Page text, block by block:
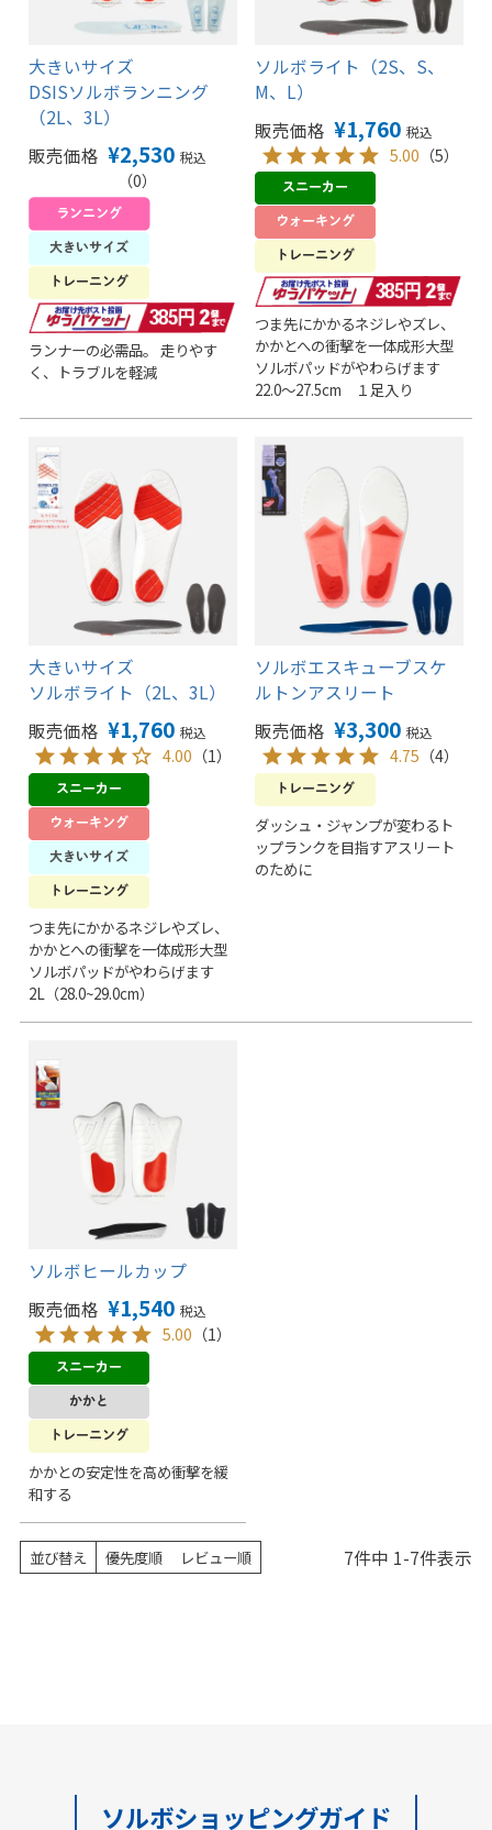
大きいサイズ
DSISソルボランニング
（2L、3L）
販売価格 ¥2,530 税込
（0）
ランナーの必需品。 走りやす
く、トラブルを軽減
ソルボライト（2S、S、
M、L）
販売価格 ¥1,760 税込
5.00 （5）
つま先にかかるネジレやズレ、
かかとへの衝撃を一体成形大型
ソルボパッドがやわらげます
22.0～27.5cm １足入り
大きいサイズ
ソルボライト（2L、3L）
販売価格 ¥1,760 税込
4.00 （1）
つま先にかかるネジレやズレ、
かかとへの衝撃を一体成形大型
ソルボパッドがやわらげます
2L（28.0~29.0cm）
ソルボエスキューブスケ
ルトンアスリート
販売価格 ¥3,300 税込
4.75 （4）
ダッシュ・ジャンプが変わるト
ップランクを目指すアスリート
のために
ソルボヒールカップ
販売価格 ¥1,540 税込
5.00 （1）
かかとの安定性を高め衝撃を緩
和する
並び替え 優先度順 レビュー順 7件中 1-7件表示
ソルボショッピングガイド